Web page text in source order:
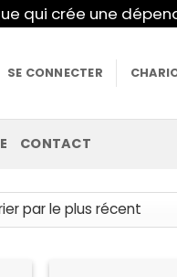
qui crée une
SE CONNECTER
CONTACT